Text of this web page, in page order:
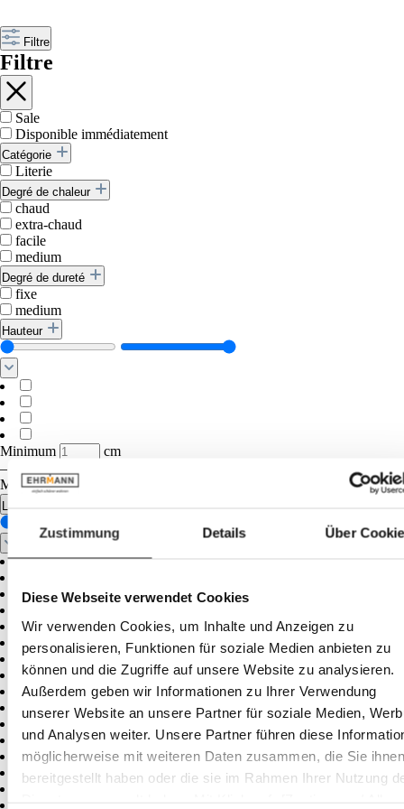
Zustimmung Details Über
Diese Webseite verwendet Cookies
Wir verwenden Cookies, um Inhalte und Anzeigen zu
personalisieren, Funktionen für soziale Medien anbieten zu
können und die Zugriffe auf unsere Website zu analysieren.
Außerdem geben wir Informationen zu Ihrer Verwendung
unserer Website an unsere Partner für soziale Medien,
und Analysen weiter. Unsere Partner führen diese
möglicherweise mit weiteren Daten zusammen, die Sie ihnen
bereitgestellt haben oder die sie im Rahmen Ihrer Nutzung
Filtre
Filtre
Sale
Disponible immédiatement
Catégorie
Literie
Degré de chaleur
chaud
extra-chaud
facile
medium
Degré de dureté
fixe
medium
Hauteur
Minimum
cm
–
Maximum
Largeur